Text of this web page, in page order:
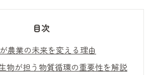
目次
農業の未来を変える理由
物が担う物質循環の重要性を解説